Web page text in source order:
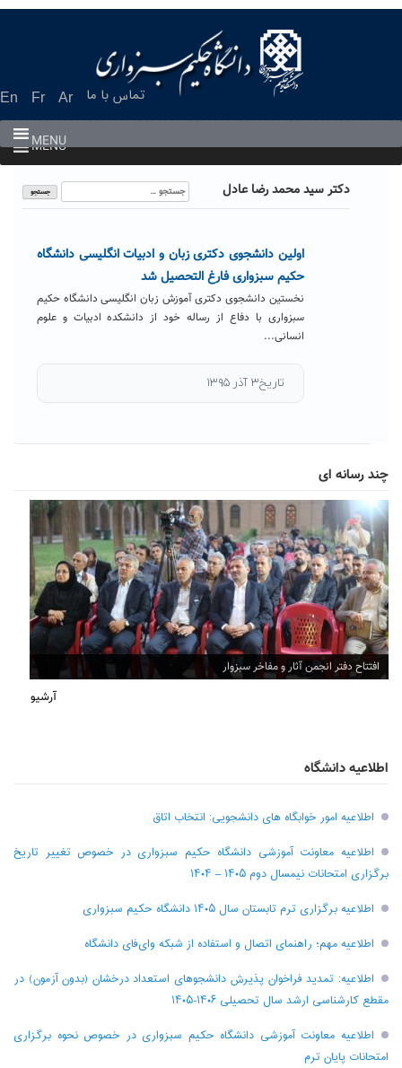
En Fr Ar تماس با ما
MENU
MENU
دکتر سید محمد رضا عادل
جستجو
برای:
اولین دانشجوی دکتری زبان و ادبیات انگلیسی دانشگاه
حکیم سبزواری فارغ التحصیل شد
نخستین دانشجوی دکتری آموزش زبان انگلیسی دانشگاه حکیم
سبزواری با دفاع از رساله خود از دانشکده ادبیات و علوم
انسانی...
تاریخ۳ آذر ۱۳۹۵
چند رسانه ای
افتتاح دفتر انجمن آثار و مفاخر سبزوار
آرشیو
اطلاعیه دانشگاه
اطلاعیه امور خوابگاه های دانشجویی: انتخاب اتاق
اطلاعیه معاونت آموزشی دانشگاه حکیم سبزواری در خصوص تغییر تاریخ
برگزاری امتحانات نیمسال دوم ۱۴۰۵ – ۱۴۰۴
اطلاعیه برگزاری ترم تابستان سال ۱۴۰۵ دانشگاه حکیم سبزواری
اطلاعیه مهم؛ راهنمای اتصال و استفاده از شبکه وای‌فای دانشگاه
اطلاعیه: تمدید فراخوان پذیرش دانشجو‌های استعداد درخشان (بدون آزمون) در
مقطع کارشناسی ارشد سال تحصیلی ۱۴۰۶-۱۴۰۵
اطلاعیه معاونت آموزشی دانشگاه حکیم سبزواری در خصوص نحوه برگزاری
امتحانات پایان ترم